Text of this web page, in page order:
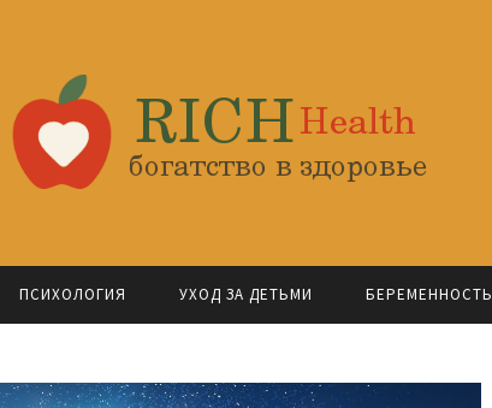
ПСИХОЛОГИЯ УХОД ЗА ДЕТЬМИ БЕРЕМЕННОСТЬ